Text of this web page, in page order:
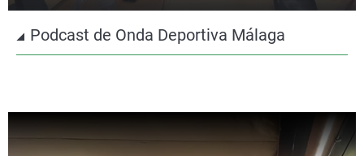
Podcast de Onda Deportiva Málaga